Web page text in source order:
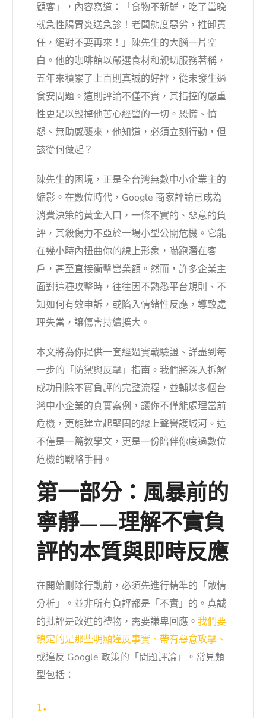
顧客」，內容寫道：「食物不新鮮，吃了當晚
就急性腸胃炎送急診！老闆態度惡劣，推卸責
任，絕對不要再來！」陳先生的大腦一片空
白。他的咖啡館以嚴選食材和親切服務著稱，
五年來積累了上百則真誠的好評，從未發生過
食安問題。這則評論不僅不實，其指控的嚴重
性更足以毀掉他苦心經營的一切。恐慌、憤
怒、無助感襲來，他知道，必須立刻行動，但
該從何做起？
陳先生的困境，正是全台灣無數中小企業主的
縮影。在數位時代，Google 商家評論已成為
消費決策的黃金入口，一條不實的、惡意的負
評，其殺傷力不亞於一場小型公關危機。它能
在幾小時內扭曲你的線上形象，嚇跑潛在客
戶，甚至直接衝擊營業額。然而，許多企業主
面對這種攻擊時，往往因不熟悉平台規則、不
知如何有效申訴，或陷入情緒性反應，導致處
理失當，讓傷害持續擴大。
本文將為你提供一套經過實戰驗證、詳盡到每
一步的「防禦與反擊」指南。我們將深入拆解
成功刪除不實負評的完整流程，並輔以多個台
灣中小企業的真實案例，讓你不僅能處理當前
危機，更能建立起堅固的線上聲譽護城河。這
不僅是一篇教學文，更是一份陪伴你度過數位
危機的戰略手冊。
第一部分：風暴前的
寧靜——理解不實負
評的本質與即時反應
在開始刪除行動前，必須先進行精準的「敵情
分析」。並非所有負評都是「不實」的。真誠
的批評是改進的禮物，需要謙卑回應。 我們要
鎖定的是那些明顯違反事實、帶有惡意攻擊、
或違反 Google 政策的「問題評論」。常見類
型包括：